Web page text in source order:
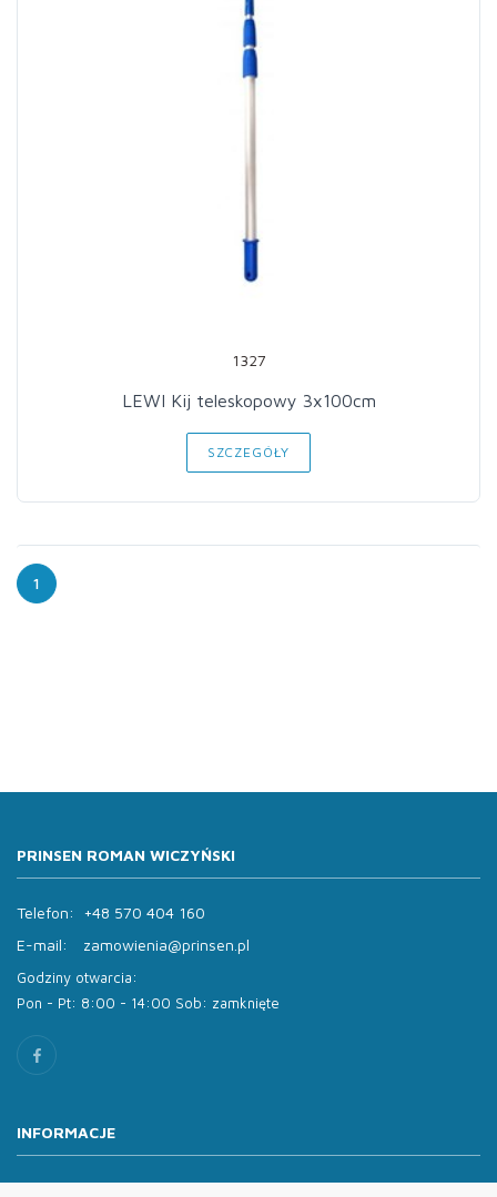
1327
LEWI Kij teleskopowy 3x100cm
SZCZEGÓŁY
1
PRINSEN ROMAN WICZYŃSKI
Telefon:
+48 570 404 160
E-mail:
zamowienia@prinsen.pl
Godziny otwarcia:
Pon - Pt: 8:00 - 14:00 Sob: zamknięte
INFORMACJE